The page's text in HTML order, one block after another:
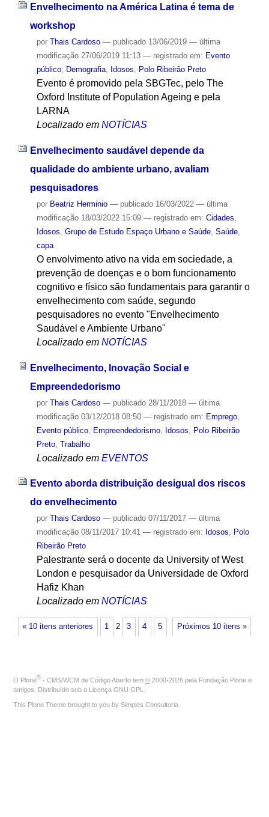
Envelhecimento na América Latina é tema de
workshop
por Thais Cardoso — publicado13/06/2019 — última
modificação27/06/2019 11:13 — registrado em: Evento
público, Demografia, Idosos, Polo Ribeirão Preto
Evento é promovido pela SBGTec, pelo The
Oxford Institute of Population Ageing e pela
LARNA
Localizado em NOTÍCIAS
Envelhecimento saudável depende da
qualidade do ambiente urbano, avaliam
pesquisadores
por Beatriz Herminio — publicado16/03/2022 — última
modificação18/03/2022 15:09 — registrado em: Cidades
Idosos Grupo de Estudo Espaço Urbano e Saúde, Saúde,
capa
O envolvimento ativo na vida em sociedade, a
prevenção de doenças e o bom funcionamento
cognitivo e físico são fundamentais para garantir o
envelhecimento com saúde, segundo
pesquisadores no evento "Envelhecimento
Saudável e Ambiente Urbano"
Localizado em NOTÍCIAS
Envelhecimento, Inovação Social e
Empreendedorismo
por Thais Cardoso — publicado28/11/2018 — última
modificação03/12/2018 08:50 — registrado em: Emprego,
Evento público, Empreendedorismo, Idosos
Polo Ribeirão
Preto, Trabalho
Localizado em EVENTOS
Evento aborda distribuição desigual dos riscos
do envelhecimento
por Thais Cardoso — publicado07/11/2017 — última
modificação08/11/2017 10:41 — registrado em: Idosos, Polo
Ribeirão Preto
Palestrante será o docente da University of West
London e pesquisador da Universidade de Oxford
Hafiz Khan
Localizado em NOTÍCIAS
« 10 itens anteriores Próximos 10 itens »
1 2 3 4 5
O Plone® - CMS/WCM de Código Aberto tem © 2000-2026 pela Fundação Plone e
amigos. Distribuído sob a Licença GNU GPL
This Plone Theme brought to you by Simples Consultoria